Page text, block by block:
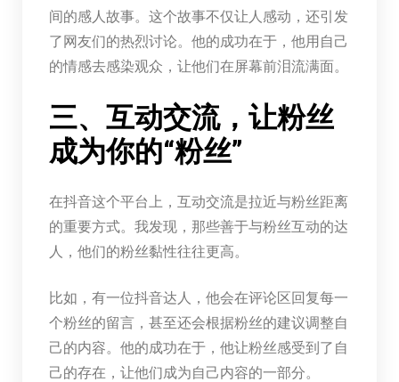
间的感人故事。这个故事不仅让人感动，还引发
了网友们的热烈讨论。他的成功在于，他用自己
的情感去感染观众，让他们在屏幕前泪流满面。
三、互动交流，让粉丝
成为你的“粉丝”
在抖音这个平台上，互动交流是拉近与粉丝距离
的重要方式。我发现，那些善于与粉丝互动的达
人，他们的粉丝黏性往往更高。
比如，有一位抖音达人，他会在评论区回复每一
个粉丝的留言，甚至还会根据粉丝的建议调整自
己的内容。他的成功在于，他让粉丝感受到了自
己的存在，让他们成为自己内容的一部分。